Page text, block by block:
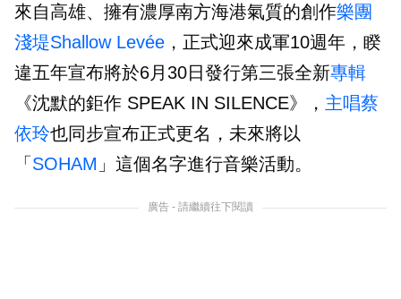
來自高雄、擁有濃厚南方海港氣質的創作樂團
淺堤Shallow Levée ，正式迎來成軍10週年，睽
違五年宣布將於6月30日發行第三張全新專輯
《沈默的鉅作 SPEAK IN SILENCE》， 主唱蔡
依玲也同步宣布正式更名，未來將以
「 SOHAM 」這個名字進行音樂活動。
廣告 - 請繼續往下閱讀